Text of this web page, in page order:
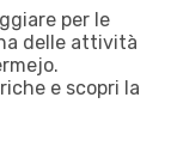
per le
delle attività
e scopri la